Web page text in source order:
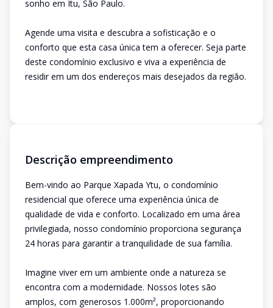
sonho em Itu, São Paulo.
Agende uma visita e descubra a sofisticação e o
conforto que esta casa única tem a oferecer. Seja parte
deste condomínio exclusivo e viva a experiência de
residir em um dos endereços mais desejados da região.
Descrição empreendimento
Bem-vindo ao Parque Xapada Ytu, o condomínio
residencial que oferece uma experiência única de
qualidade de vida e conforto. Localizado em uma área
privilegiada, nosso condomínio proporciona segurança
24 horas para garantir a tranquilidade de sua família.
Imagine viver em um ambiente onde a natureza se
encontra com a modernidade. Nossos lotes são
amplos, com generosos 1.000m², proporcionando